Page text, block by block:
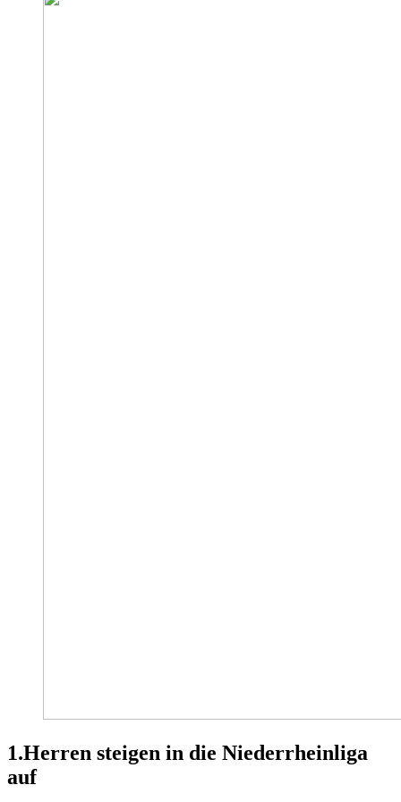
1.Herren steigen in die Niederrheinliga
auf